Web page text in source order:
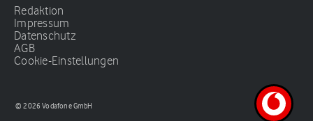
Redaktion
Impressum
Datenschutz
AGB
Cookie-Einstellungen
© 2026 Vodafone GmbH